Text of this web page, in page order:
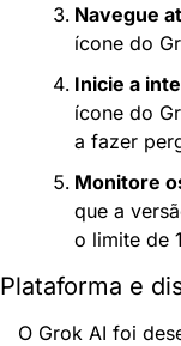
Navegue
ícone do
Inicie a
ícone do
a fazer
Monitore
que a
o limite de
Plataforma e
O Grok AI foi